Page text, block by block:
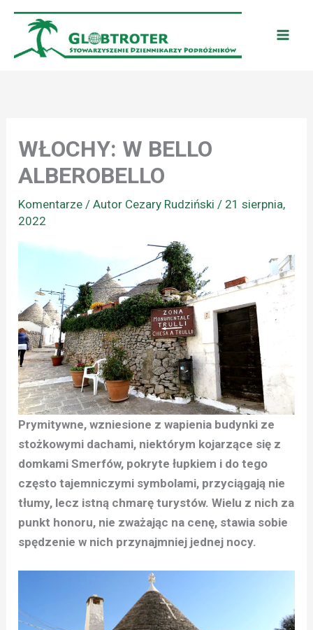
Przejdź
treści
WŁOCHY: W BELLO
ALBEROBELLO
Komentarze / Autor Cezary Rudziński/ 21 sierpnia,
2022
Prymitywne, wzniesione z wapienia budynki ze
stożkowymi dachami, niektórym kojarzące się z
domkami Smerfów, pokryte łupkiem i do tego
często tajemniczymi symbolami, przyciągają nie
tłumy, lecz istną chmarę turystów. Wielu z nich za
punkt honoru, nie zważając na cenę, stawia sobie
spędzenie w nich przynajmniej jednej nocy.